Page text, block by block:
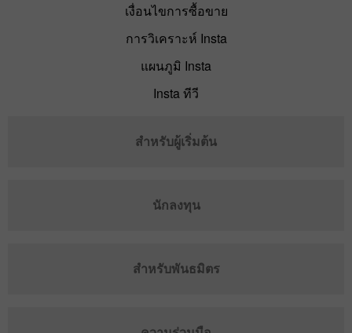
เงื่อนไขการซื้อขาย
การวิเคราะห์ Insta
แผนภูมิ Insta
Insta ทีวี
สำหรับผู้เริ่มต้น
นักลงทุน
สำหรับพันธมิตร